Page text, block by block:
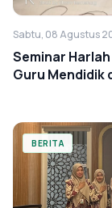
Sabtu, 08 Agustus
Seminar
Guru Mendidik
BERITA